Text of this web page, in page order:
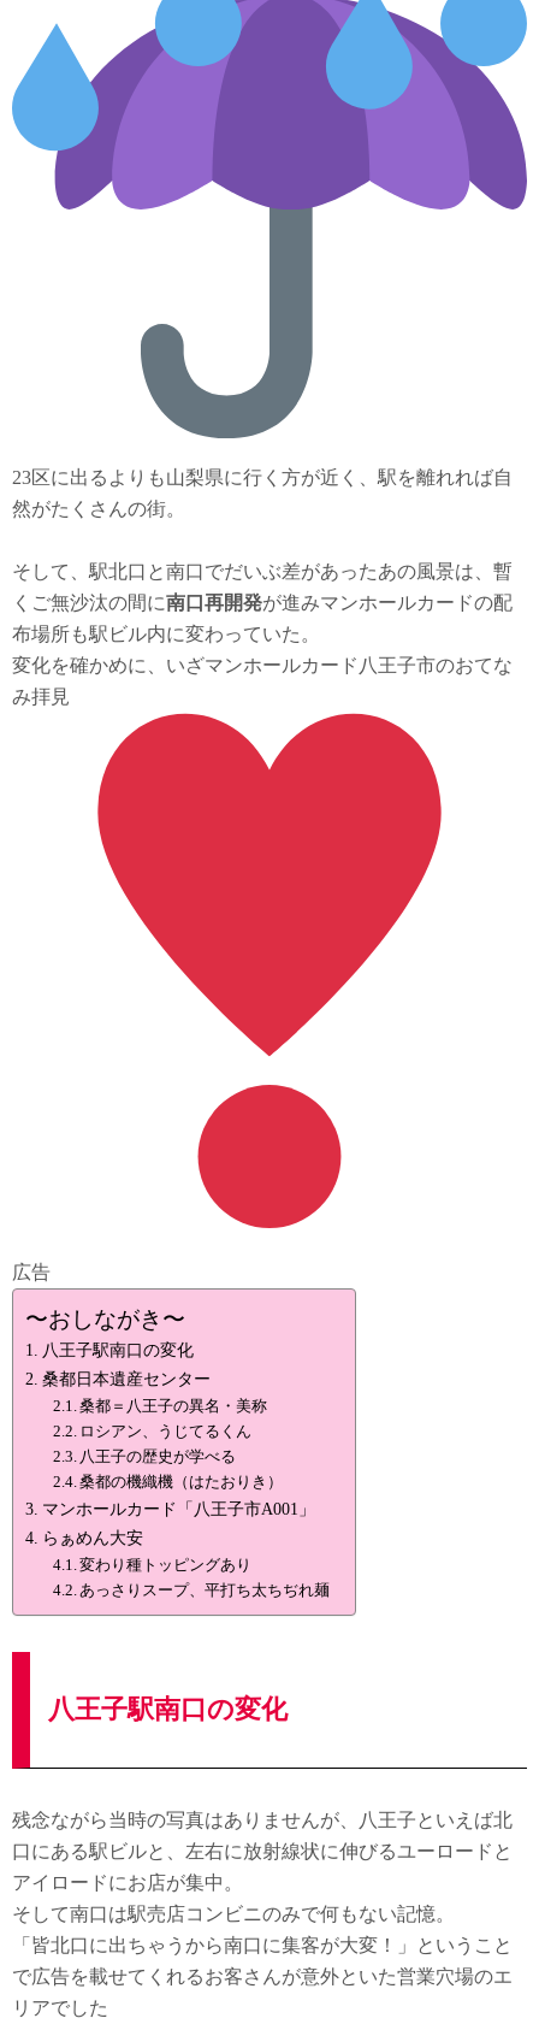
23区に出るよりも山梨県に行く方が近く、駅を離れれば自
然がたくさんの街。
そして、駅北口と南口でだいぶ差があったあの風景は、暫
くご無沙汰の間に南口再開発が進みマンホールカードの配
布場所も駅ビル内に変わっていた。
変化を確かめに、いざマンホールカード八王子市のおてな
み拝見
広告
〜おしながき〜
八王子駅南口の変化
桑都日本遺産センター
桑都＝八王子の異名・美称
ロシアン、うじてるくん
八王子の歴史が学べる
桑都の機織機（はたおりき）
マンホールカード「八王子市A001」
らぁめん大安
変わり種トッピングあり
あっさりスープ、平打ち太ちぢれ麺
八王子駅南口の変化
残念ながら当時の写真はありませんが、八王子といえば北
口にある駅ビルと、左右に放射線状に伸びるユーロードと
アイロードにお店が集中。
そして南口は駅売店コンビニのみで何もない記憶。
「皆北口に出ちゃうから南口に集客が大変！」ということ
で広告を載せてくれるお客さんが意外といた営業穴場のエ
リアでした